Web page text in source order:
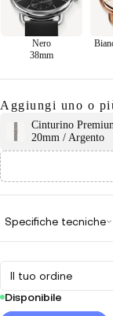
Nero
38mm
Aggiungi uno o
Cinturino
20mm / Argento
Specifiche tecniche
Il tuo ordine
Disponibile